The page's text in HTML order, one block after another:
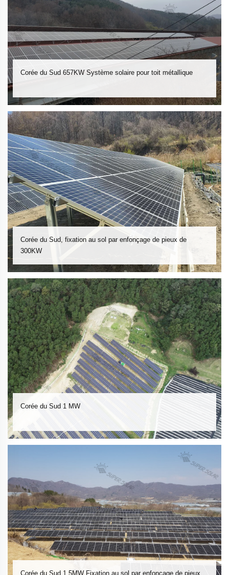
Corée du Sud 657KW Système solaire pour toit métallique
Corée du Sud, fixation au sol par enfonçage de pieux de
300KW
Corée du Sud 1 MW
Corée du Sud 1,5MW Fixation au sol par enfonçage de pieux